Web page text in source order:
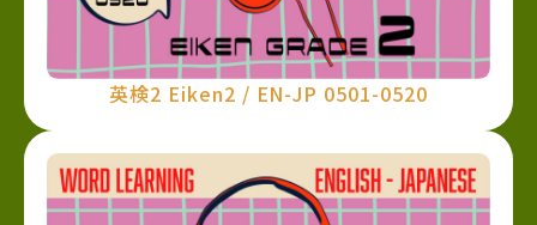
英検2 Eiken2 / EN-JP 0501-0520